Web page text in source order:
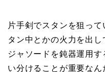
片手剣でスタンを狙っ
タン中とかの火力を出
ジャソードを鈍器運用
い分けることが重要なん